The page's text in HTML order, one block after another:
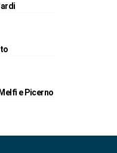
e Picerno